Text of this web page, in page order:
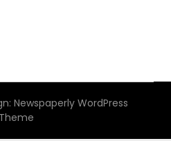
Newspaperly WordPress
Theme